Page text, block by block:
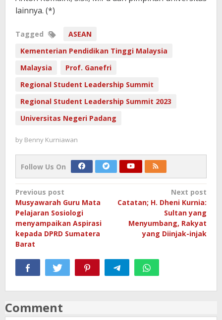
lainnya. (*)
Tagged
ASEAN
Kementerian Pendidikan Tinggi Malaysia
Malaysia
Prof. Ganefri
Regional Student Leadership Summit
Regional Student Leadership Summit 2023
Universitas Negeri Padang
by Benny Kurniawan
Follow Us On
Post
navigation
Previous post
Musyawarah Guru Mata
Pelajaran Sosiologi
menyampaikan Aspirasi
kepada DPRD Sumatera
Barat
Next post
Catatan; H. Dheni Kurnia:
Sultan yang
Menyumbang, Rakyat
yang Diinjak-injak
Comment